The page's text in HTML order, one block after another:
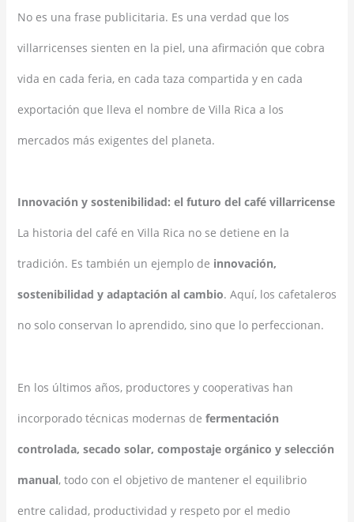
No es una frase publicitaria. Es una verdad que los
villarricenses sienten en la piel, una afirmación que cobra
vida en cada feria, en cada taza compartida y en cada
exportación que lleva el nombre de Villa Rica a los
mercados más exigentes del planeta.
Innovación y sostenibilidad: el futuro del café villarricense
La historia del café en Villa Rica no se detiene en la
tradición. Es también un ejemplo de innovación,
sostenibilidad y adaptación al cambio. Aquí, los cafetaleros
no solo conservan lo aprendido, sino que lo perfeccionan.
En los últimos años, productores y cooperativas han
incorporado técnicas modernas de fermentación
controlada, secado solar, compostaje orgánico y selección
manual, todo con el objetivo de mantener el equilibrio
entre calidad, productividad y respeto por el medio